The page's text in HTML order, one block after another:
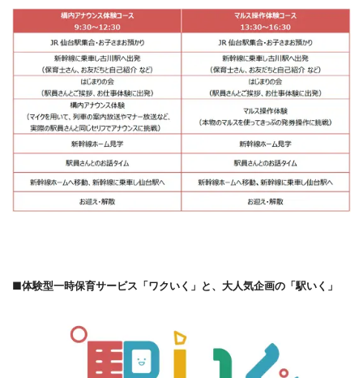
■体験型一時保育サービス「ワクいく」と、大人気企画の「駅いく」